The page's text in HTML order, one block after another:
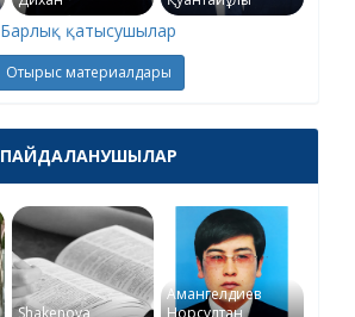
Барлық қатысушылар
Отырыс материалдары
ПАЙДАЛАНУШЫЛАР
Амангелдиев